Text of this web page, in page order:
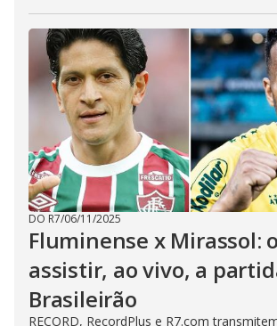
DO R7/06/11/2025
Fluminense x Mirassol:
assistir, ao vivo, a
Brasileirão
RECORD, RecordPlus e R7.com